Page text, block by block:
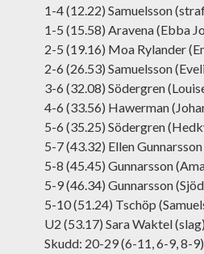
1-4 (12.22) Samuelsson
1-5 (15.58) Aravena (Ebba
2-5 (19.16) Moa Rylander
2-6 (26.53) Samuelsson
3-6 (32.08) Södergren
4-6 (33.56) Hawerman
5-6 (35.25) Södergren
5-7 (43.32) Ellen
5-8 (45.45) Gunnarsson
5-9 (46.34) Gunnarsson
5-10 (51.24) Tschöp
U2 (53.17) Sara Waktel (slag)
Skudd: 20-29 (6-11, 6-9, 8-9)